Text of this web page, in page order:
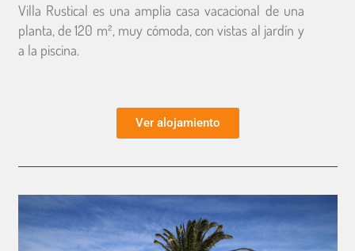
Villa Rustical es una amplia casa vacacional de una
planta, de 120 m², muy cómoda, con vistas al jardín y
a la piscina.
Ver alojamiento